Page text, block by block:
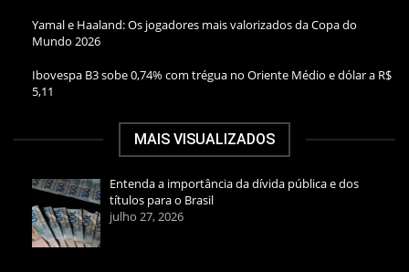
Yamal e Haaland: Os jogadores mais valorizados da Copa do
Mundo 2026
Ibovespa B3 sobe 0,74% com trégua no Oriente Médio e dólar a R$
5,11
MAIS VISUALIZADOS
Entenda a importância da dívida pública e dos
títulos para o Brasil
julho 27, 2026